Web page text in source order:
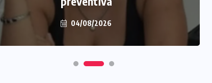
04/08/2026